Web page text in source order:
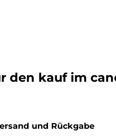
den kauf im
und Rückgabe